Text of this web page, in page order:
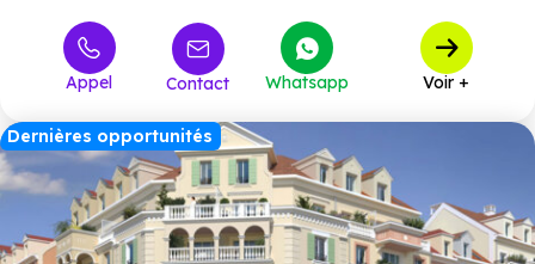
à partir de 376 200 €
à partir de 522 900 €
T5 2 à partir de574 800 €
Appel Contact Whatsapp Voir +
Dernières opportunités